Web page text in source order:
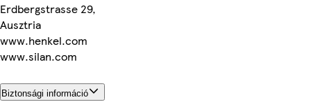
Erdbergstrasse 29,
Ausztria
www.henkel.com
www.silan.com
Biztonsági információ